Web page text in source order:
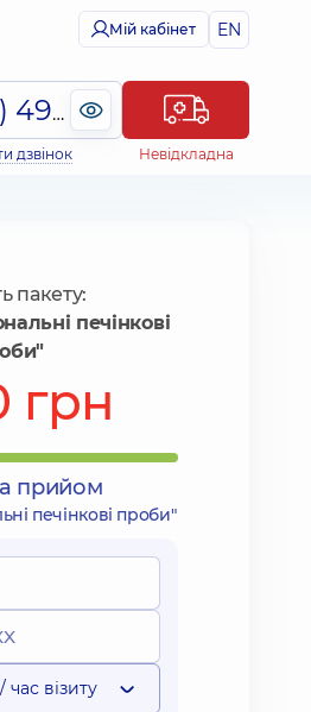
Мій кабінет EN
(044) 495-2-888
дзвінок Невідкладна
пакету:
печінкові
грн
прийом
печінкові проби"
час візиту